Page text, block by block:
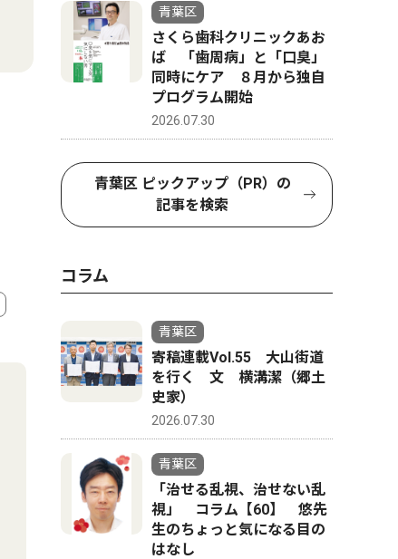
4
青葉区
さくら歯科クリニックあお
ば 「歯周病」と「口臭」
同時にケア ８月から独自
プログラム開始
2026.07.30
青葉区 ピックアップ（PR）の
記事を検索
コラム
青葉区
寄稿連載Vol.55 大山街道
を行く 文 横溝潔（郷土
史家）
2026.07.30
青葉区
「治せる乱視、治せない乱
視」 コラム【60】 悠先
生のちょっと気になる目の
はなし